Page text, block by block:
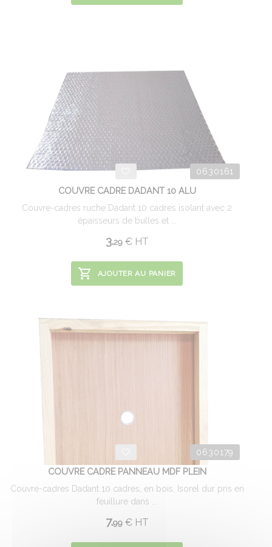
0630161
COUVRE CADRE DADANT 10 ALU
Couvre-cadres ruche Dadant 10 cadres isolant avec 2
épaisseurs de bulles et ...
3.29 €HT
AJOUTER AU PANIER
0630179
COUVRE CADRE PANNEAU MDF PLEIN
Couvre-cadres Dadant 10 cadres, en bois, Isorel dur pris en
feuillure dans ...
7.99 €HT